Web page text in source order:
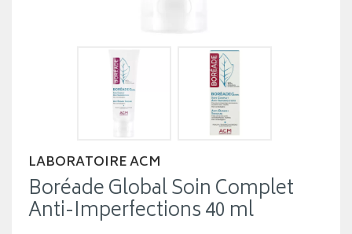
LABORATOIRE ACM
Boréade Global Soin Complet
Anti-Imperfections 40 ml